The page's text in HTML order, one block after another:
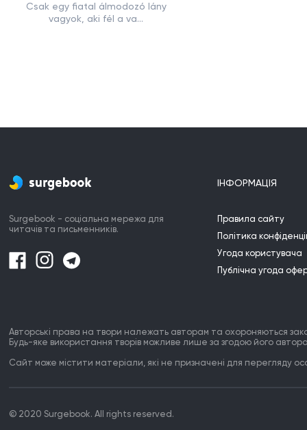
Csak egy fiatal álmodozó lány
vagyok, aki fél a va...
Surgebook - соціальна мережа для
читачів та письменників.
ІНФОРМАЦІЯ
Правила сайту
Політика
Угода користувача
Публічна угода
Авторські права на твори належать авторам та охороняються
Будь-яке використання творів можливе лише за згодою його
Сайт може містити матеріали, які не призначені для перегляду
© 2020 Surgebook. All rights reserved.